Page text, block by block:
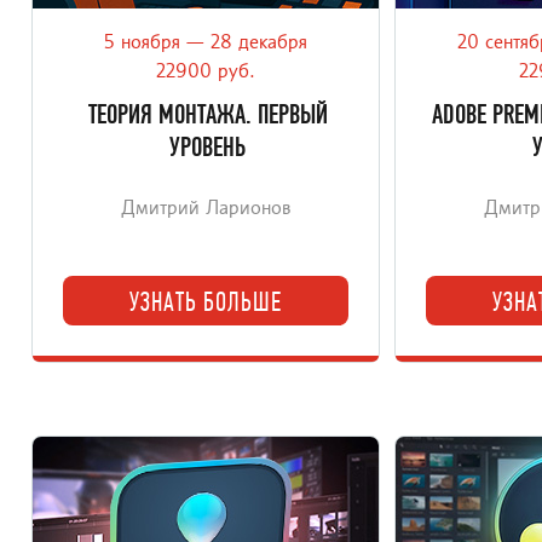
Первая часть академического онлайн-
курса о теории, правилах и традициях
5 ноября — 28 декабря
22900 руб.
ТЕОРИЯ МОНТАЖА. ПЕРВЫЙ
УРОВЕНЬ
Дмитрий Ларионов
УЗНАТЬ БОЛЬШЕ
Обновлённый
Premiere
20
ADOBE